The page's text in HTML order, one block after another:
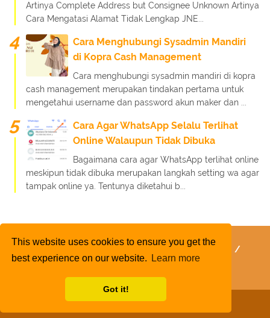
This website uses cookies to ensure you get the
best experience on our website.
Learn more
Got it!
Artinya Complete Address but Consignee Unknown Artinya
Cara Mengatasi Alamat Tidak Lengkap JNE...
Cara Menghubungi Sysadmin Mandiri
di Kopra Cash Management
Cara menghubungi sysadmin mandiri di kopra
cash management merupakan tindakan pertama untuk
mengetahui username dan password akun maker dan ...
Cara Agar WhatsApp Selalu Terlihat
Online Walaupun Tidak Dibuka
Bagaimana cara agar WhatsApp terlihat online
meskipun tidak dibuka merupakan langkah setting wa agar
tampak online ya. Tentunya diketahui b...
Kebijakan Privasi